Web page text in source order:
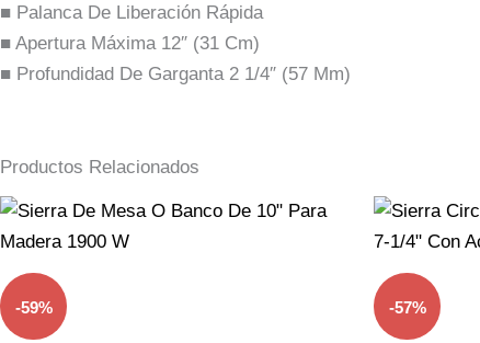
■ Palanca De Liberación Rápida
■ Apertura Máxima 12″ (31 Cm)
■ Profundidad De Garganta 2 1/4″ (57 Mm)
Productos Relacionados
-59%
El
Original
El
-57%
El